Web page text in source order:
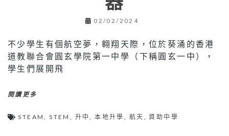
02/02/2024
不少學生有個航空夢，翱翔天際，位於葵涌的香港
道教聯合會圓玄學院第一中學（下稱圓玄一中），
學生們展開飛
閱讀更多
STEAM,STEM , 升中,本地升學 , 航天 ,資助中學